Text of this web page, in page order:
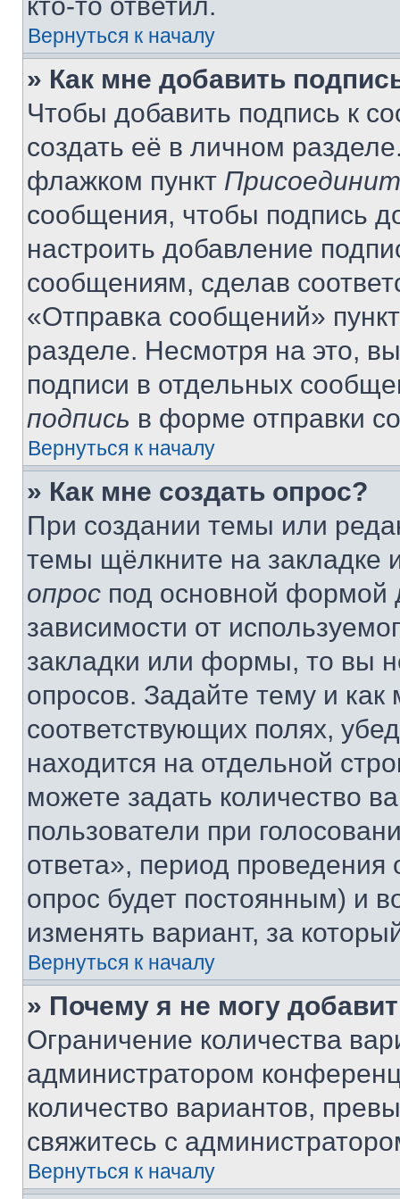
Вернуться к началу
» Как мне добавить
Чтобы добавить подпись к
создать её в личном
флажком пункт
сообщения, чтобы подпись
настроить добавление
сообщениям, сделав
«Отправка сообщений»
разделе. Несмотря на это,
подписи в отдельных
подпись в форме отправки
Вернуться к началу
» Как мне создать опрос?
При создании темы или
темы щёлкните на
опрос под основной формой
зависимости от
закладки или формы, то вы
опросов. Задайте тему и
соответствующих полях,
находится на отдельной
можете задать количество
пользователи при
ответа», период проведения
опрос будет постоянным) и
изменять вариант, за
Вернуться к началу
» Почему я не могу
Ограничение количества
администратором
количество вариантов,
свяжитесь с
Вернуться к началу